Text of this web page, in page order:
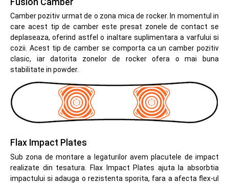
Camber pozitiv urmat de o zona mica de rocker. In momentul in
care acest tip de camber este presat zonele de contact se
deplaseaza, oferind astfel o inaltare suplimentara a varfului si
cozii. Acest tip de camber se comporta ca un camber pozitiv
clasic, iar datorita zonelor de rocker ofera o mai buna
stabilitate in powder.
Flax Impact Plates
Sub zona de montare a legaturilor avem placutele de impact
realizate din tesatura. Flax Impact Plates ajuta la absorbtia
impactului si adauga o rezistenta sporita, fara a afecta flex-ul